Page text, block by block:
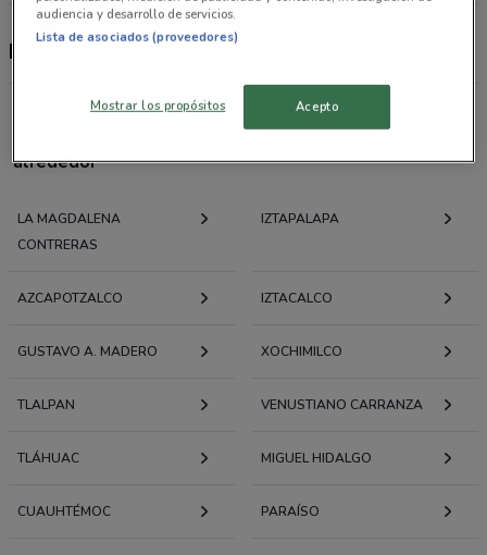
Distroller
Ofertas folletos y catálogos por ciudad a tu
alrededor
LA MAGDALENA
CONTRERAS
IZTAPALAPA
AZCAPOTZALCO IZTACALCO
GUSTAVO A. MADERO XOCHIMILCO
TLALPAN VENUSTIANO CARRANZA
TLÁHUAC MIGUEL HIDALGO
CUAUHTÉMOC PARAÍSO
audiencia y desarrollo de servicios.
Lista de asociados (proveedores)
Mostrar los propósitos Acepto